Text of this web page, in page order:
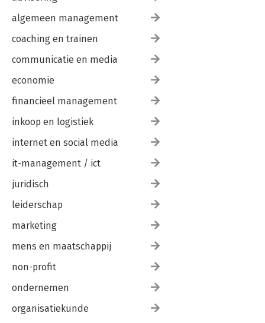
algemeen management
coaching en trainen
communicatie en media
economie
financieel management
inkoop en logistiek
internet en social media
it-management / ict
juridisch
leiderschap
marketing
mens en maatschappij
non-profit
ondernemen
organisatiekunde